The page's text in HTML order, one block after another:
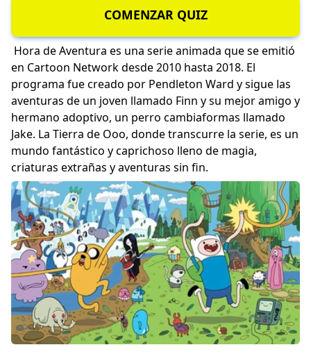
COMENZAR QUIZ
Hora de Aventura es una serie animada que se emitió
en Cartoon Network desde 2010 hasta 2018. El
programa fue creado por Pendleton Ward y sigue las
aventuras de un joven llamado Finn y su mejor amigo y
hermano adoptivo, un perro cambiaformas llamado
Jake. La Tierra de Ooo, donde transcurre la serie, es un
mundo fantástico y caprichoso lleno de magia,
criaturas extrañas y aventuras sin fin.